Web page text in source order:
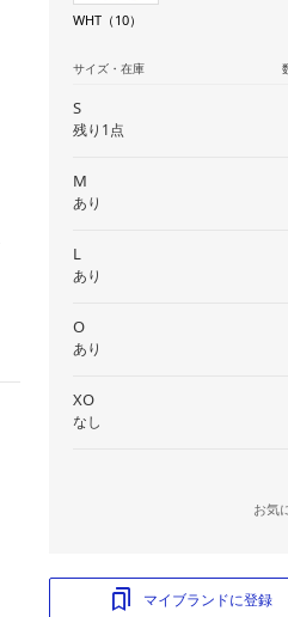
WHT（10）
サイズ・在庫
S
残り1点
M
あり
L
あり
O
あり
XO
なし
お気
マイブランドに登録